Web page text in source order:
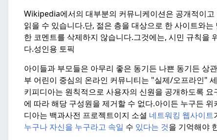
Wikipedia에서의 대부분의 커뮤니케이션은 공개적이
읽을 수 있습니다.단, 젊은 층을 대상으로 한 사이트와
한 코멘트를 삭제하지 않습니다.그것에는, 시민 규칙을
다.성인용 토픽
아이들과 부모들은 아무리 좋은 동기든 나쁜 동기든 상
부 어린이 중심의 온라인 커뮤니티는 "실제/오프라인"
키피디아는 원칙적으로 사용자의 신원을 공개하도록
에 따라 해당 구성원을 제거할 수 없다.아이든 누구든 위
디아는 백과사전 프로젝트이지 소셜 네트워킹 웹사이트
누구나 자신을 누구라고 속일 수 있다는 것을 기억해야